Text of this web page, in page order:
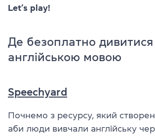
Let’s play!
Де безоплатно
англійською мовою
Speechyard
Почнемо з ресурсу, який
аби люди вивчали англійську